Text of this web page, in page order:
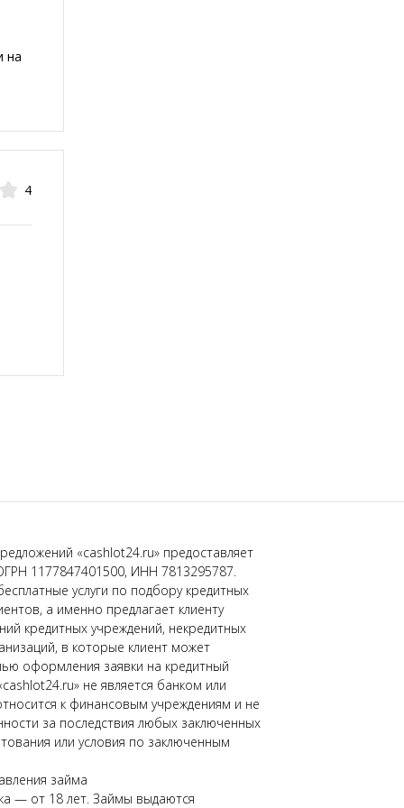
на
4
«cashlot24.ru» предоставляет
1177847401500, ИНН 7813295787.
услуги по подбору кредитных
а именно предлагает клиенту
кредитных учреждений, некредитных
в которые клиент может
оформления заявки на кредитный
не является банком или
к финансовым учреждениям и не
за последствия любых заключенных
или условия по заключенным
займа
— от 18 лет. Займы выдаются